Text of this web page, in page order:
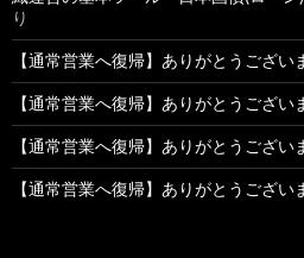
り
【通常営業へ復帰】ありがとうござい
【通常営業へ復帰】ありがとうござい
【通常営業へ復帰】ありがとうござい
【通常営業へ復帰】ありがとうござい